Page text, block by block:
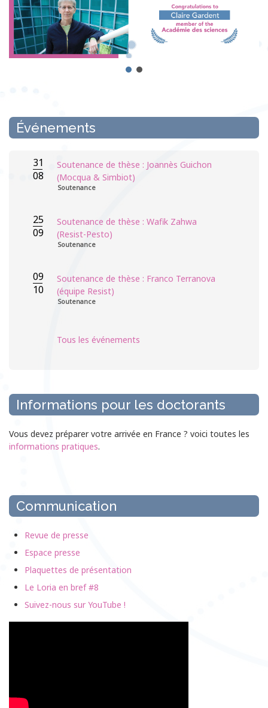
Événements
31
08
Soutenance de thèse : Joannès Guichon
(Mocqua & Simbiot)
Soutenance
25
09
Soutenance de thèse : Wafik Zahwa
(Resist-Pesto)
Soutenance
09
10
Soutenance de thèse : Franco Terranova
(équipe Resist)
Soutenance
Tous les événements
Informations pour les doctorants
Vous devez préparer votre arrivée en France ? voici toutes les
informations pratiques.
Communication
Revue de presse
Espace presse
Plaquettes de présentation
Le Loria en bref #8
Suivez-nous sur YouTube !